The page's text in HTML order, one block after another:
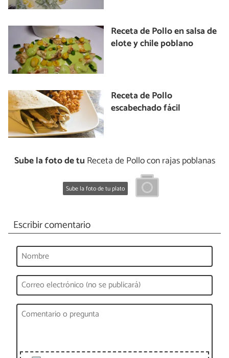
Receta de Pollo en salsa de
elote y chile poblano
Receta de Pollo
escabechado fácil
Sube la foto de tu Receta de Pollo con rajas poblanas
Sube la foto de tu plato
Escribir comentario